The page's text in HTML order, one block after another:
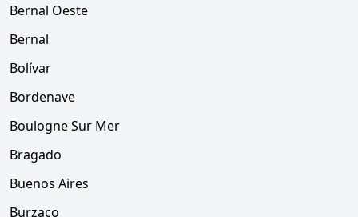
Bernal Oeste
Bernal
Bolívar
Bordenave
Boulogne Sur Mer
Bragado
Buenos Aires
Burzaco